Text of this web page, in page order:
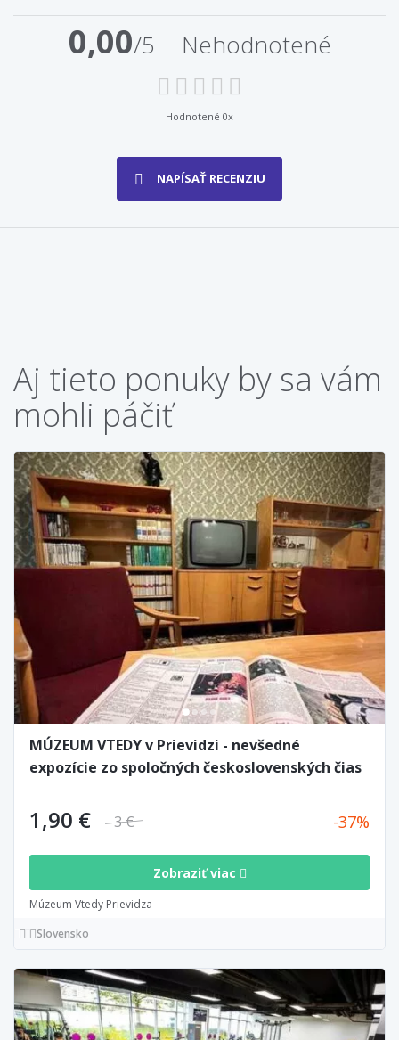
0,00/5 Nehodnotené
Hodnotené 0x
NAPÍSAŤ RECENZIU
Aj tieto ponuky by sa vám
mohli páčiť
MÚZEUM VTEDY v Prievidzi - nevšedné
expozície zo spoločných československých čias
1,90 € 3 € 37
Zobraziť viac
Múzeum Vtedy Prievidza
Slovensko